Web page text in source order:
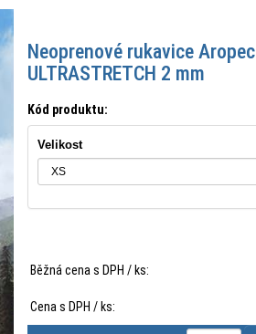
Neoprenové rukavice Aropec
ULTRASTRETCH 2 mm
Kód produktu:
Velikost
Běžná cena s DPH / ks:
Cena s DPH / ks: